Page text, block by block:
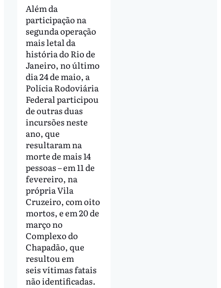
Além da
participação na
segunda operação
mais letal da
história do Rio de
Janeiro, no último
dia 24 de maio, a
Polícia Rodoviária
Federal participou
de outras duas
incursões neste
ano, que
resultaram na
morte de mais 14
pessoas – em 11 de
fevereiro, na
própria Vila
Cruzeiro, com oito
mortos, e em 20 de
março no
Complexo do
Chapadão, que
resultou em
seis vítimas fatais
não identificadas.